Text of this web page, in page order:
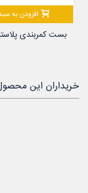
افزودن به
بست کمربندی
خریداران این